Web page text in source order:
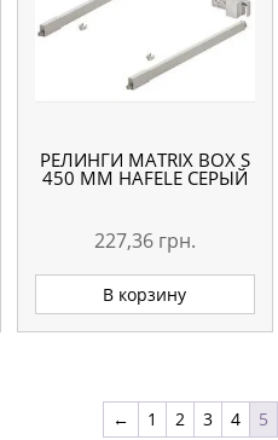
РЕЛИНГИ MATRIX BOX S
450 ММ HAFELE СЕРЫЙ
227,36 грн.
В корзину
← 1 2 3 4 5